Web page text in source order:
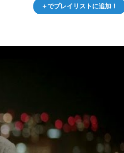
＋でプレイリストに追加！